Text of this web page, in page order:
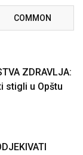
COMMON
ZDRAVLJA:
stigli u Opštu